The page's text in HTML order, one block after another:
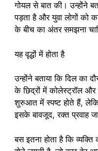
गोयल से बात की। उन्होंने
पड़ता है और युवा लोगों को
के बीच का अंतर समझना
यह वृद्धों में होता है
उन्होंने बताया कि दिल का
के छिद्रों में कोलेस्ट्रॉल
शुरुआत में स्पष्ट होते हैं,
इसके बावजूद, रक्त प्रवाह
बस इतना होता है कि